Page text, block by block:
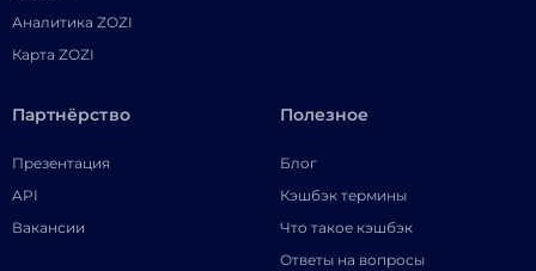
Аналитика ZOZI
Карта ZOZI
Партнёрство
Презентация
API
Вакансии
Полезное
Блог
Кэшбэк термины
Что такое кэшбэк
Ответы на вопросы